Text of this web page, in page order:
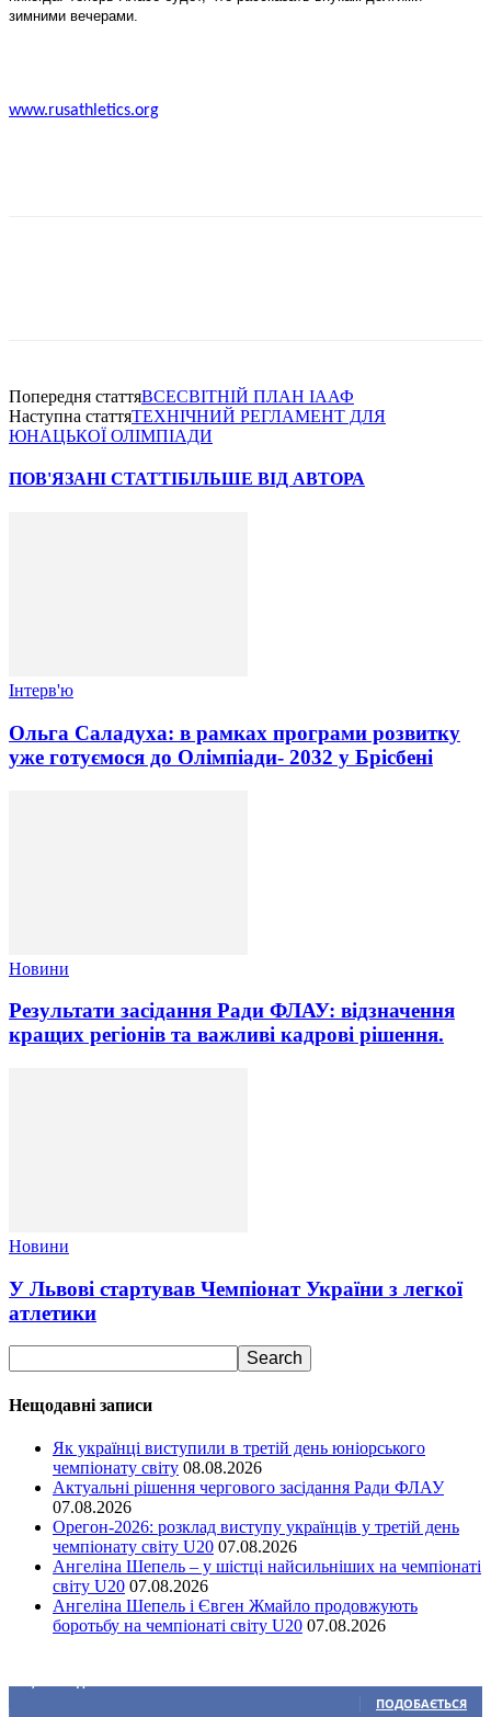
зимними вечерами.
www.rusathletics.org
Попередня статтяВСЕСВІТНІЙ ПЛАН ІААФ
Наступна статтяТЕХНІЧНИЙ РЕГЛАМЕНТ ДЛЯ
ЮНАЦЬКОЇ ОЛІМПІАДИ
ПОВ'ЯЗАНІ СТАТТІБІЛЬШЕ ВІД АВТОРА
Інтерв'ю
Ольга Саладуха: в рамках програми розвитку
уже готуємося до Олімпіади- 2032 у Брісбені
Новини
Результати засідання Ради ФЛАУ: відзначення
кращих регіонів та важливі кадрові рішення.
Новини
У Львові стартував Чемпіонат України з легкої
атлетики
Нещодавні записи
Як українці виступили в третій день юніорського
чемпіонату світу 08.08.2026
Актуальні рішення чергового засідання Ради ФЛАУ
07.08.2026
Орегон-2026: розклад виступу українців у третій день
чемпіонату світу U20 07.08.2026
Ангеліна Шепель – у шістці найсильніших на чемпіонаті
світу U20 07.08.2026
Ангеліна Шепель і Євген Жмайло продовжують
боротьбу на чемпіонаті світу U20 07.08.2026
ПОДОБАЄТЬСЯ